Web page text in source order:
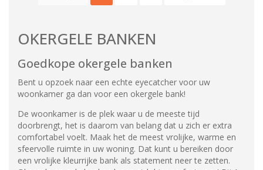
OKERGELE BANKEN
Goedkope okergele banken
Bent u opzoek naar een echte eyecatcher voor uw
woonkamer ga dan voor een okergele bank!
De woonkamer is de plek waar u de meeste tijd
doorbrengt, het is daarom van belang dat u zich er extra
comfortabel voelt. Maak het de meest vrolijke, warme en
sfeervolle ruimte in uw woning. Dat kunt u bereiken door
een vrolijke kleurrijke bank als statement neer te zetten.